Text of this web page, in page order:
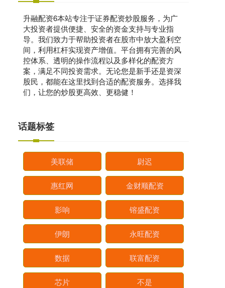
升融配资6本站专注于证券配资炒股服务，为广
大投资者提供便捷、安全的资金支持与专业指
导。我们致力于帮助投资者在股市中放大盈利空
间，利用杠杆实现资产增值。平台拥有完善的风
控体系、透明的操作流程以及多样化的配资方
案，满足不同投资需求。无论您是新手还是资深
股民，都能在这里找到合适的配资服务。选择我
们，让您的炒股更高效、更稳健！
话题标签
美联储 尉迟
惠红网 金财顺配资
影响 镕盛配资
伊朗 永旺配资
数据 联富配资
芯片 不是